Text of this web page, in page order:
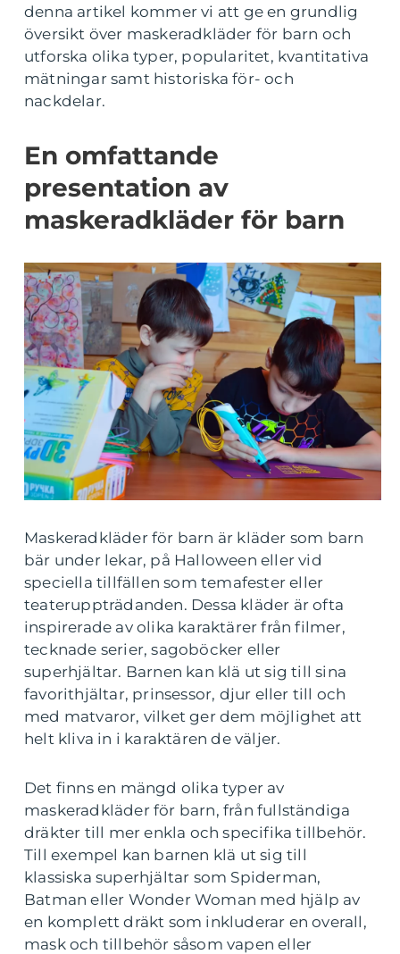
denna artikel kommer vi att ge en grundlig
översikt över maskeradkläder för barn och
utforska olika typer, popularitet, kvantitativa
mätningar samt historiska för- och
nackdelar.
En omfattande
presentation av
maskeradkläder för barn
Maskeradkläder för barn är kläder som barn
bär under lekar, på Halloween eller vid
speciella tillfällen som temafester eller
teateruppträdanden. Dessa kläder är ofta
inspirerade av olika karaktärer från filmer,
tecknade serier, sagoböcker eller
superhjältar. Barnen kan klä ut sig till sina
favorithjältar, prinsessor, djur eller till och
med matvaror, vilket ger dem möjlighet att
helt kliva in i karaktären de väljer.
Det finns en mängd olika typer av
maskeradkläder för barn, från fullständiga
dräkter till mer enkla och specifika tillbehör.
Till exempel kan barnen klä ut sig till
klassiska superhjältar som Spiderman,
Batman eller Wonder Woman med hjälp av
en komplett dräkt som inkluderar en overall,
mask och tillbehör såsom vapen eller